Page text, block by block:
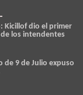
Kicillof dio el primer
los intendentes
de 9 de Julio expuso